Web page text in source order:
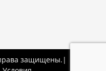
защищены.|